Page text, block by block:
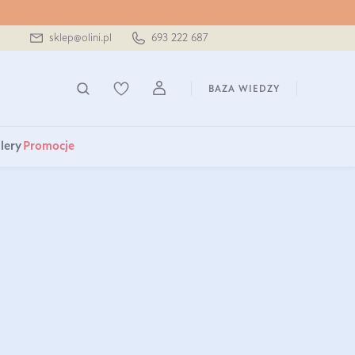
sklep@olini.pl 693 222 687
BAZA WIEDZY
Promocje